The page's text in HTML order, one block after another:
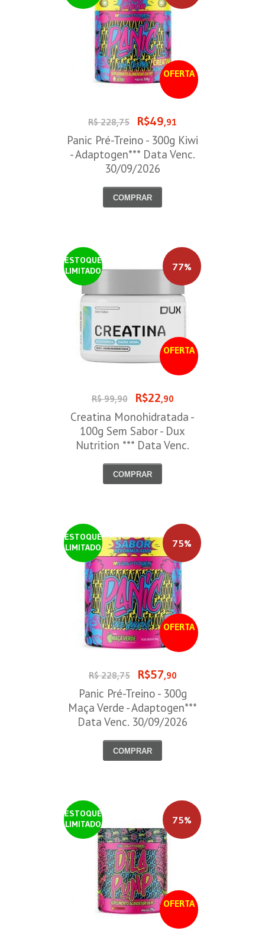
OFERTA
R$ 228,75 R$49,91
Panic Pré-Treino - 300g Kiwi
- Adaptogen*** Data Venc.
30/09/2026
COMPRAR
ESTOQUE
LIMITADO
OFERTA
77%
R$ 99,90 R$22,90
Creatina Monohidratada -
100g Sem Sabor - Dux
Nutrition *** Data Venc.
COMPRAR
ESTOQUE
LIMITADO
OFERTA
75%
R$ 228,75 R$57,90
Panic Pré-Treino - 300g
Maça Verde - Adaptogen***
Data Venc. 30/09/2026
COMPRAR
ESTOQUE
LIMITADO
OFERTA
75%